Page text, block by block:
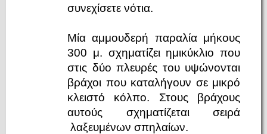
συνεχίσετε νότια.
Μία αμμουδερή παραλία μήκους
300 μ. σχηματίζει ημικύκλιο που
στις δύο πλευρές του υψώνονται
βράχοι που καταλήγουν σε μικρό
κλειστό κόλπο. Στους βράχους
αυτούς σχηματίζεται σειρά
λαξευμένων σπηλαίων.